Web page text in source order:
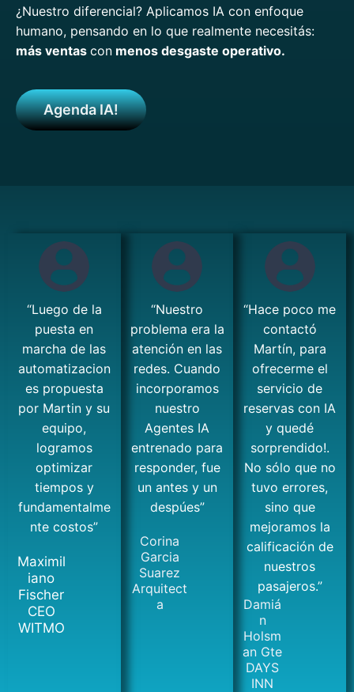
¿Nuestro diferencial? Aplicamos IA con enfoque
humano, pensando en lo que realmente necesitás:
más ventas con menos desgaste operativo.
Agenda IA!
“Luego de la
puesta en
marcha de las
automatizacion
es propuesta
por Martin y su
equipo,
logramos
optimizar
tiempos y
fundamentalme
nte costos”
Maximil
iano
Fischer
CEO
WITMO
“Nuestro
problema era la
atención en las
redes. Cuando
incorporamos
nuestro
Agentes IA
entrenado para
responder, fue
un antes y un
despúes”
Corina
Garcia
Suarez
Arquitect
a
“Hace poco me
contactó
Martín, para
ofrecerme el
servicio de
reservas con IA
y quedé
sorprendido!.
No sólo que no
tuvo errores,
sino que
mejoramos la
calificación de
nuestros
pasajeros.”
Damiá
n
Holsm
an Gte
DAYS
INN